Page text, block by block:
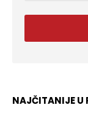
NAJČITANIJE U